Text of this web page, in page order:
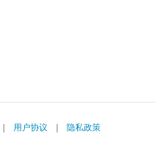
用户协议
隐私政策